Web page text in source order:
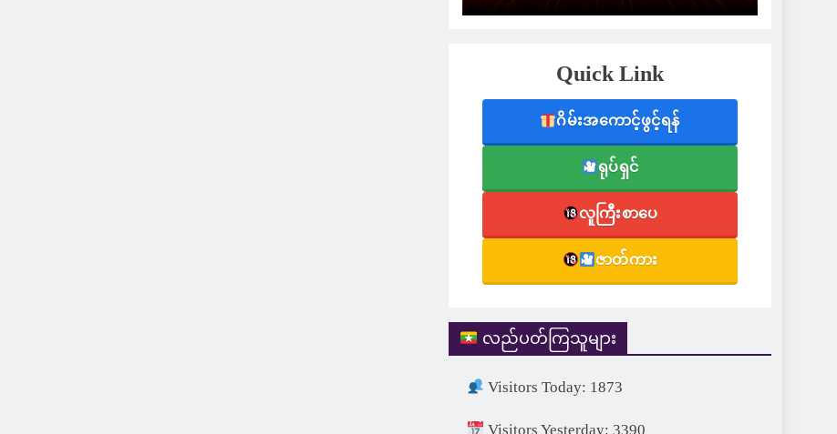
Quick Link
ဂိမ်းအကောင့်ဖွင့်ရန်
ရုပ်ရှင်
လူကြီးစာပေ
ဇာတ်ကား
လည်ပတ်ကြသူများ
Visitors Today: 1873
Visitors Yesterday: 3390